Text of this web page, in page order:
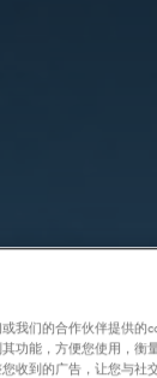
我们的合作伙伴提供的
功能，方便您使用，衡
收到的广告，让您与社